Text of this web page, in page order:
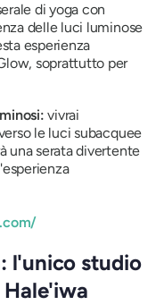
di yoga con
delle luci luminose
esperienza
soprattutto per
vivrai
le luci subacquee
una serata divertente
l'unico studio